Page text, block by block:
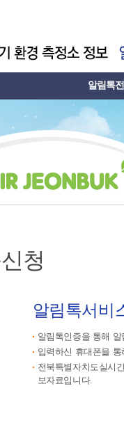
알림톡
청
알림톡서비
알림톡인증을 통해
입력하신 휴대폰을
전북특별자치도실시
보자료입니다.